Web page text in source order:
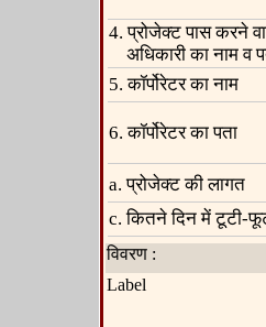
4. प्रोजेक्ट पास करने
अधिकारी का नाम व
5. कॉर्पोरेटर का नाम
6. कॉर्पोरेटर का पता
a. प्रोजेक्ट की लागत
c. कितने दिन में टूटी-
विवरण :
Label